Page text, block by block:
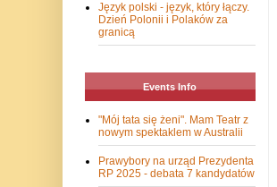
Język polski - język, który łączy.
Dzień Polonii i Polaków za
granicą
Events Info
"Mój tata się żeni". Mam Teatr z
nowym spektaklem w Australii
Prawybory na urząd Prezydenta
RP 2025 - debata 7 kandydatów